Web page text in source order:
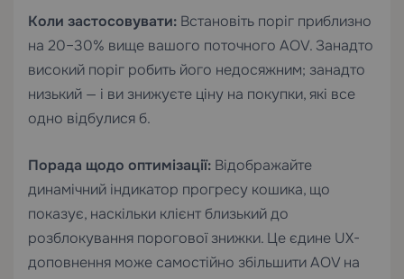
Коли застосовувати: Встановіть поріг приблизно
на 20–30% вище вашого поточного AOV. Занадто
високий поріг робить його недосяжним; занадто
низький — і ви знижуєте ціну на покупки, які все
одно відбулися б.
Порада щодо оптимізації: Відображайте
динамічний індикатор прогресу кошика, що
показує, наскільки клієнт близький до
розблокування порогової знижки. Це єдине UX-
доповнення може самостійно збільшити AOV на